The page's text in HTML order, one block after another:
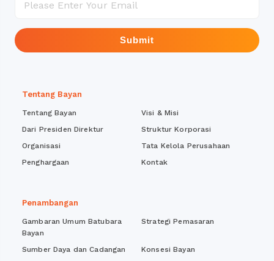
Submit
Tentang Bayan
Tentang Bayan
Visi & Misi
Dari Presiden Direktur
Struktur Korporasi
Organisasi
Tata Kelola Perusahaan
Penghargaan
Kontak
Penambangan
Gambaran Umum Batubara
Bayan
Strategi Pemasaran
Sumber Daya dan Cadangan
Konsesi Bayan